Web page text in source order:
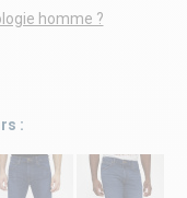
homme ?
: